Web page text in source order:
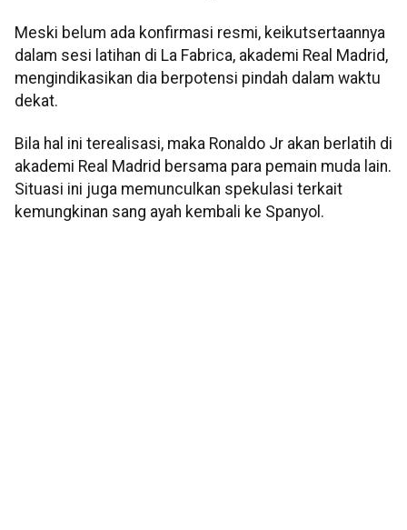
Meski belum ada konfirmasi resmi, keikutsertaannya
dalam sesi latihan di La Fabrica, akademi Real Madrid,
mengindikasikan dia berpotensi pindah dalam waktu
dekat.
Bila hal ini terealisasi, maka Ronaldo Jr akan berlatih di
akademi Real Madrid bersama para pemain muda lain.
Situasi ini juga memunculkan spekulasi terkait
kemungkinan sang ayah kembali ke Spanyol.